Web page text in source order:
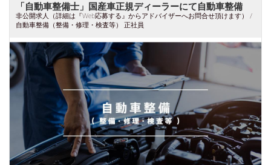
「自動車整備士」国産車正規ディーラーにて自動車整備
非公開求人（詳細は『Web応募する』からアドバイザーへお問合せ頂けます） /
自動車整備（整備・修理・検査等） 正社員